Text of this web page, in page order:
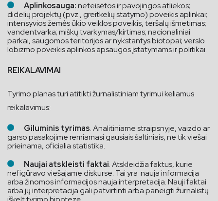
Aplinkosauga:neteisėtos ir pavojingos atliekos;
didelių projektų (pvz., greitkelių statymo) poveikis aplinkai;
intensyvios žemės ūkio veiklos poveikis, teršalų išmetimas;
vandentvarka; miškų tvarkymas/kirtimas; nacionaliniai
parkai, saugomos teritorijos ar nykstantys biotopai; verslo
lobizmo poveikis aplinkos apsaugos įstatymams ir politikai.
REIKALAVIMAI
Tyrimo planas turi atitikti žurnalistiniam tyrimui keliamus
reikalavimus:
Giluminis tyrimas. Analitiniame straipsnyje, vaizdo ar
garso pasakojime remiamasi gausiais šaltiniais, ne tik viešai
prieinama, oficialia statistika.
Naujai atskleisti faktai. Atskleidžia faktus, kurie
nefigūravo viešajame diskurse. Tai yra nauja informacija
arba žinomos informacijos nauja interpretacija. Nauji faktai
arba jų interpretacija gali patvirtinti arba paneigti žurnalistų